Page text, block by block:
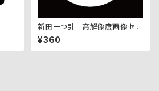
新田一つ引 高解像度画像セッ
ト
¥360